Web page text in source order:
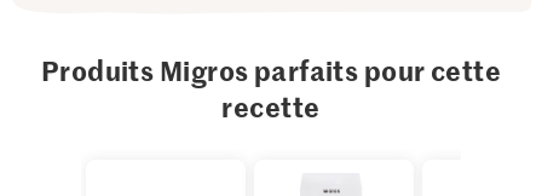
Produits Migros parfaits pour cette
recette